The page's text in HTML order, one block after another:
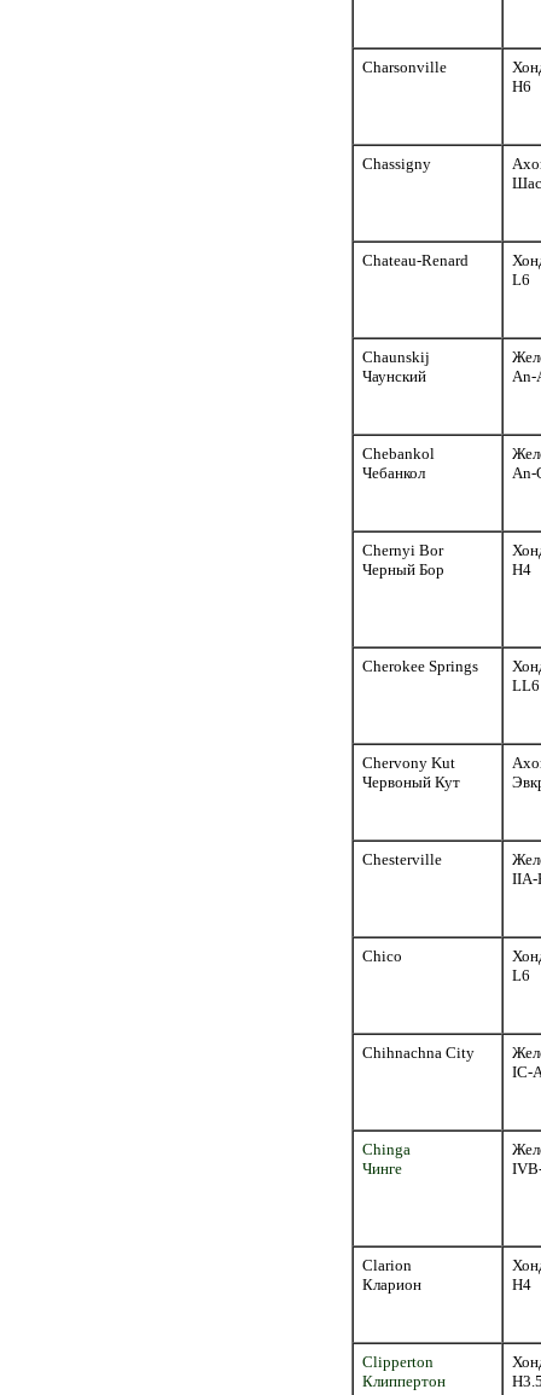
Charsonville
H6
Chassigny
Chateau-Renard
L6
Chaunskij
Чаунский
An-
Chebankol
Чебанкол
An-
Chernyi Bor
Черный Бор
H4
Cherokee Springs
LL6
Chervony Kut
Червоный Кут
Chesterville
IIA-
Chico
L6
Chihnachna City
IC-
Chinga
Чинге
Clarion
Кларион
H4
Clipperton
Клиппертон